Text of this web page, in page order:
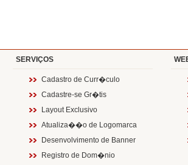
SERVIÇOS
Cadastro de Curr�culo
Cadastre-se Gr�tis
Layout Exclusivo
Atualiza��o de Logomarca
Desenvolvimento de Banner
Registro de Dom�nio